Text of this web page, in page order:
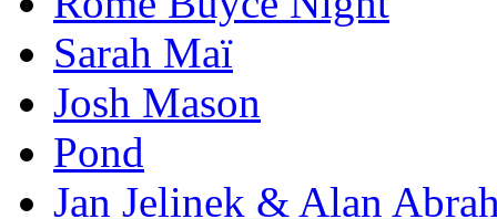
Sarah Maï
Josh Mason
Pond
Jan Jelinek & Alan